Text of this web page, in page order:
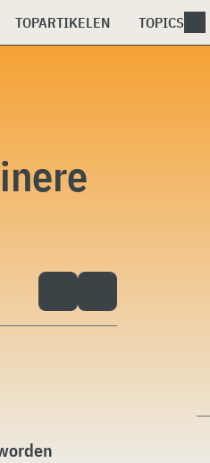
TOPARTIKELEN TOPICS